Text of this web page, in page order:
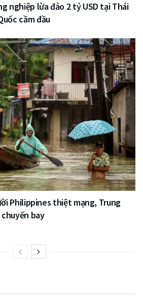
nghiệp lừa đảo 2 tỷ USD tại Thái
cầm đầu
Philippines thiệt mạng, Trung
bay